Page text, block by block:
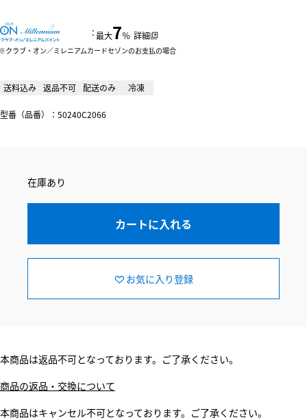
：最大7％ 詳細
クラブ・オン／ミレニアムカードセゾンのお支払の場合
送料込み 返品不可 配送のみ 冷凍
型番（品番）：50240C2066
在庫あり
カートに入れる
お気に入り登録
本商品は返品不可となっております。ご了承ください。
商品の返品・交換について
本商品はキャンセル不可となっております。ご了承ください。